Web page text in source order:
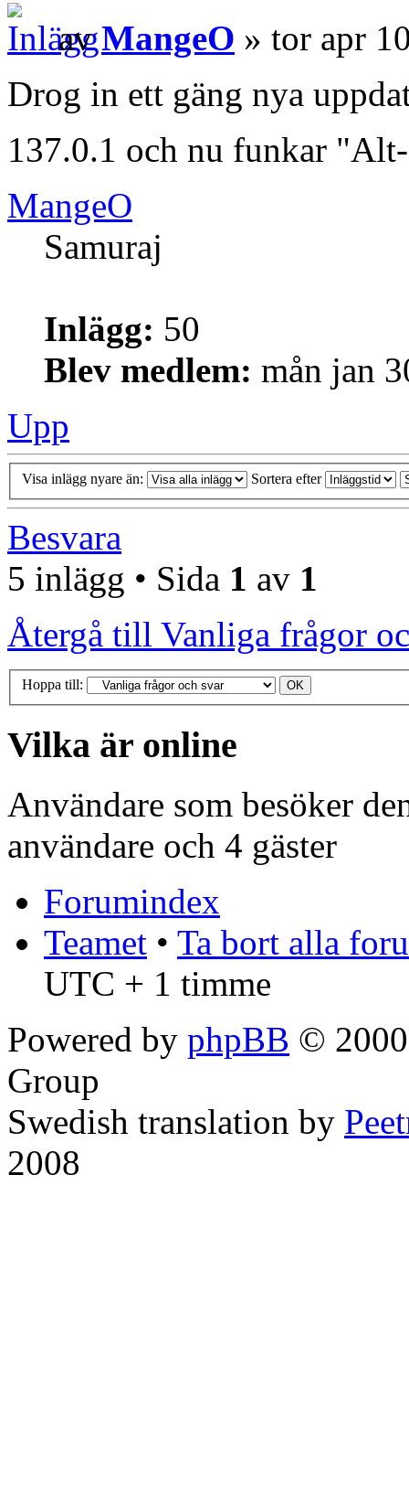
avMangeO » tor apr
Drog in ett gäng nya
137.0.1 och nu funkar
MangeO
Samuraj
Inlägg: 50
Blev medlem: mån jan
Upp
Visa inlägg nyare än: Sortera efter
Besvara
5 inlägg • Sida 1 av 1
Återgå till Vanliga frågor
Hoppa till:
Vilka är online
Användare som besöker
användare och 4 gäster
Forumindex
Teamet • Ta bort alla
UTC + 1 timme
Powered by phpBB ©
Group
Swedish translation by
2008